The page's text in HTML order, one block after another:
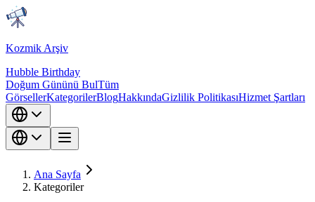
Kozmik Arşiv
Hubble Birthday
Doğum Gününü BulTüm
GörsellerKategorilerBlogHakkındaGizlilik PolitikasıHizmet Şartları
Ana Sayfa
Kategoriler